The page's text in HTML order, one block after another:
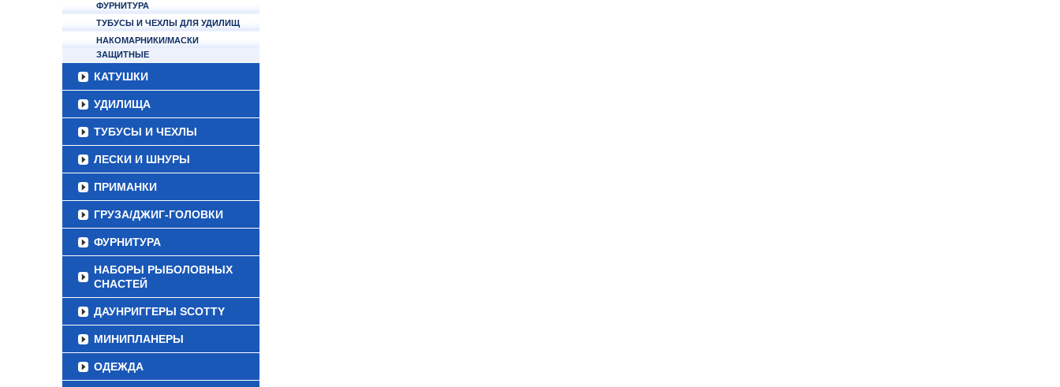
ФУРНИТУРА
ТУБУСЫ И ЧЕХЛЫ ДЛЯ УДИЛИЩ
НАКОМАРНИКИ/МАСКИ
ЗАЩИТНЫЕ
КАТУШКИ
УДИЛИЩА
ТУБУСЫ И ЧЕХЛЫ
ЛЕСКИ И ШНУРЫ
ПРИМАНКИ
ГРУЗА/ДЖИГ-ГОЛОВКИ
ФУРНИТУРА
НАБОРЫ РЫБОЛОВНЫХ
СНАСТЕЙ
ДАУНРИГГЕРЫ SCOTTY
МИНИПЛАНЕРЫ
ОДЕЖДА